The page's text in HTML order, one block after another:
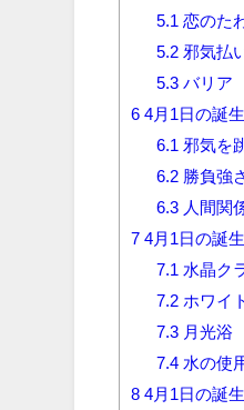
5.1 恋のた
5.2 邪気払
5.3 バリア
6 4月1日の誕
6.1 邪気を
6.2 勝負強
6.3 人間関
7 4月1日の誕
7.1 水晶ク
7.2 ホワイ
7.3 月光浴
7.4 水の使
8 4月1日の誕